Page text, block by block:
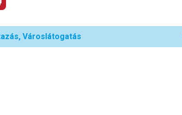
Városlátogatás